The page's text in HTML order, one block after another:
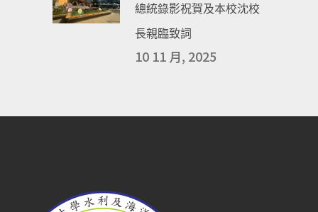
總統錄影祝賀及本校沈校
長親臨致詞
10 11 月, 2025